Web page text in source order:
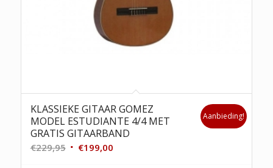
KLASSIEKE GITAAR GOMEZ
MODEL ESTUDIANTE 4/4 MET
GRATIS GITAARBAND
€229,95 Oorspronkelijke
€199,00Huidige
Aanbieding!